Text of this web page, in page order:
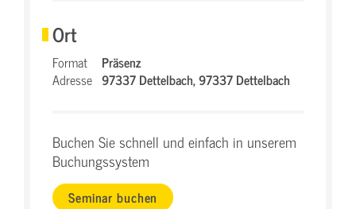
Ort
Format
Präsenz
Adresse 97337 Dettelbach,97337 Dettelbach
Buchen Sie schnell und einfach in unserem
Buchungssystem
Seminar buchen